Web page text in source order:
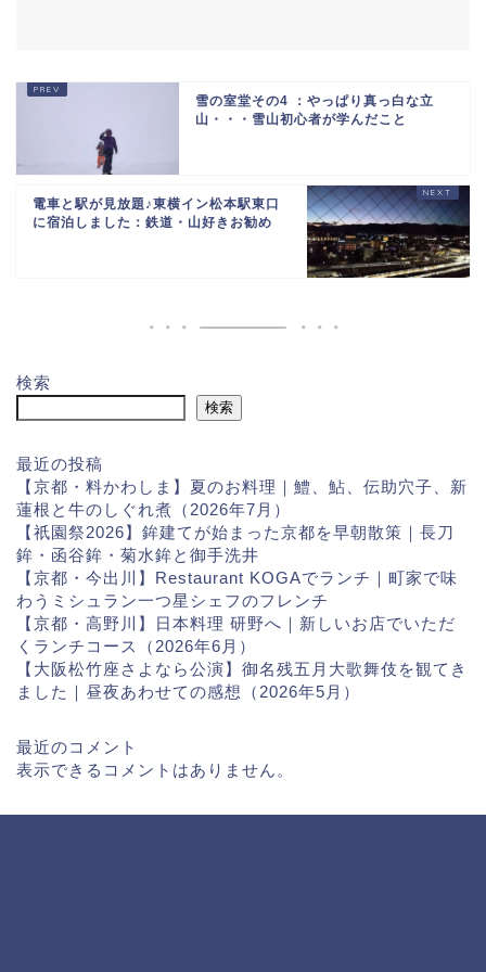
雪の室堂その4 ：やっぱり真っ白な立
山・・・雪山初心者が学んだこと
電車と駅が見放題♪東横イン松本駅東口
に宿泊しました：鉄道・山好きお勧め
検索
検索
最近の投稿
【京都・料かわしま】夏のお料理｜鱧、鮎、伝助穴子、新
蓮根と牛のしぐれ煮（2026年7月）
【祇園祭2026】鉾建てが始まった京都を早朝散策｜長刀
鉾・函谷鉾・菊水鉾と御手洗井
【京都・今出川】Restaurant KOGAでランチ｜町家で味
わうミシュラン一つ星シェフのフレンチ
【京都・高野川】日本料理 研野へ｜新しいお店でいただ
くランチコース（2026年6月）
【大阪松竹座さよなら公演】御名残五月大歌舞伎を観てき
ました｜昼夜あわせての感想（2026年5月）
最近のコメント
表示できるコメントはありません。